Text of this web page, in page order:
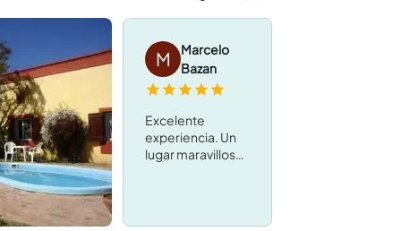
M
Marcelo
Bazan
Excelente
experiencia. Un
lugar maravilloso.
con una atención